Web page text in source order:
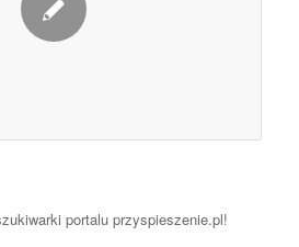
portalu przyspieszenie.pl!